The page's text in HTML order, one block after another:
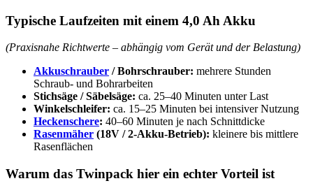
Typische Laufzeiten mit einem 4,0 Ah Akku
(Praxisnahe Richtwerte – abhängig vom Gerät und der Belastung)
Akkuschrauber / Bohrschrauber: mehrere Stunden
Schraub- und Bohrarbeiten
Stichsäge / Säbelsäge: ca. 25–40 Minuten unter Last
Winkelschleifer: ca. 15–25 Minuten bei intensiver Nutzung
Heckenschere: 40–60 Minuten je nach Schnittdicke
Rasenmäher (18V / 2-Akku-Betrieb): kleinere bis mittlere
Rasenflächen
Warum das Twinpack hier ein echter Vorteil ist